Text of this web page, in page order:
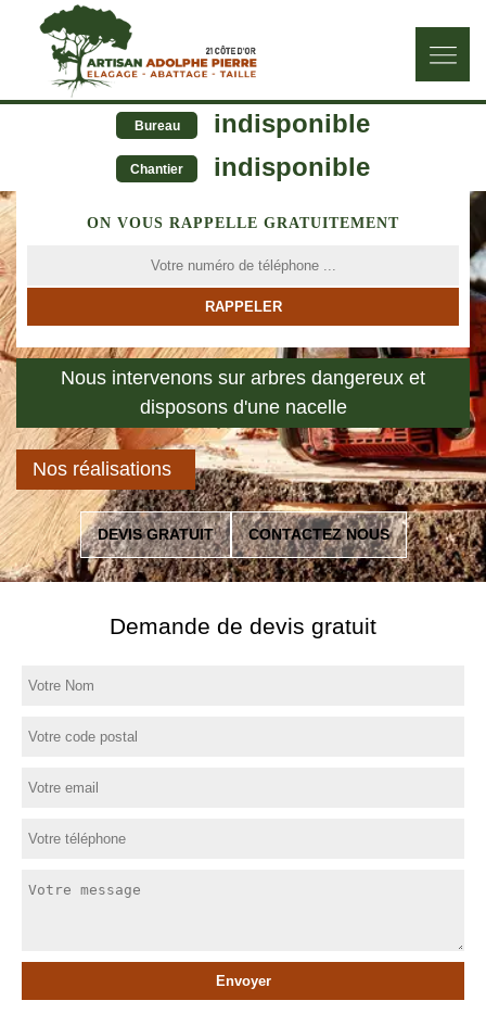
Bureau indisponible
Chantier indisponible
ON VOUS RAPPELLE GRATUITEMENT
Nous intervenons sur arbres dangereux et
disposons d'une nacelle
Nos réalisations
DEVIS GRATUIT CONTACTEZ NOUS
Demande de devis gratuit